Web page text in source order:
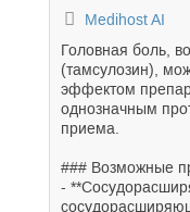
Medihost AI
Головная боль,
(тамсулозин),
эффектом
однозначным
приема.
### Возможные
-